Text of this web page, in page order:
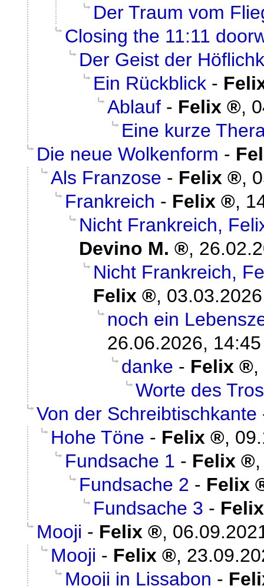
Der Traum vom
Closing the 11:11
Der Geist der
Ein Rückblick -
Ablauf - Felix ,
Eine kurze
Die neue Wolkenform -
Als Franzose - Felix ,
Frankreich - Felix ,
Nicht Frankreich,
Devino M.
,
Nicht Frankreich,
Felix
,
noch ein
26.06.2026, 14:45
danke - Felix
,
Worte des
Von der Schreibtischkante
Hohe Töne - Felix ,
Fundsache 1 - Felix
Fundsache 2 - Felix
Fundsache 3 - Felix
Mooji - Felix ,
Mooji - Felix ,
Mooji in Lissabon -